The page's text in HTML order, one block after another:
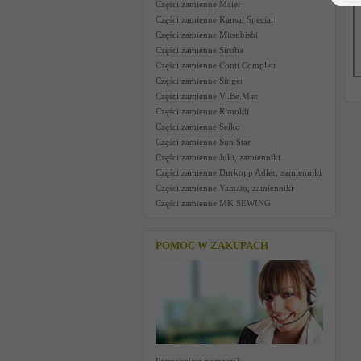
Części zamienne Maier
Części zamienne Kansai Special
Części zamienne Mitsubishi
Części zamienne Siruba
Części zamienne Conti Complett
Części zamienne Singer
Części zamienne Vi.Be.Mac
Części zamienne Rimoldi
Części zamienne Seiko
Części zamienne Sun Star
Części zamienne Juki, zamienniki
Części zamienne Durkopp Adler, zamienniki
Części zamienne Yamato, zamienniki
Części zamienne MK SEWING
POMOC W ZAKUPACH